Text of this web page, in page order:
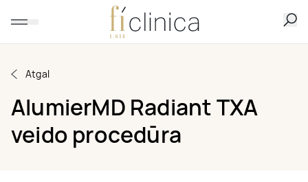
Atgal
AlumierMD Radiant TXA
veido procedūra